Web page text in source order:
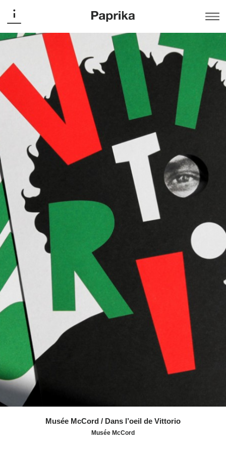
Musée McCord / Dans l’oeil de Vittorio
Musée McCord
Musée McCord
Musée McCord / Dans l’oeil de
Vittorio
Édition
Un livre de Marc H. Choko qui rend hommage à
l’ampleur de l’oeuvre de cet artiste de grand talent qui a
régné durant trois décennies sur l’affiche au Québec et
au Canada. Une collaboration du Musée McCord et de
Juniper Publishing.
Distinctions :
Communication Arts 2016 - Programme d’identité
Grafika 2016 - Design événementiel
Type NY 37